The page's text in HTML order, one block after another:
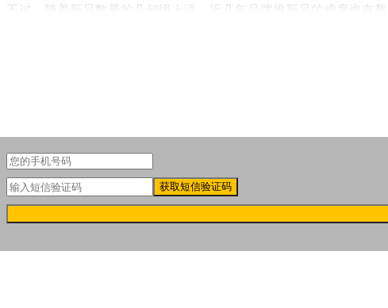
不过，随着新品数量的几何级上涨，近几年品牌推新品的难度也在
获取短信验证码